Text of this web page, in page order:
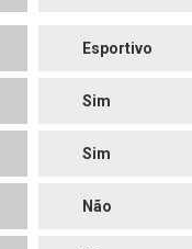
Esportivo
Sim
Sim
Não